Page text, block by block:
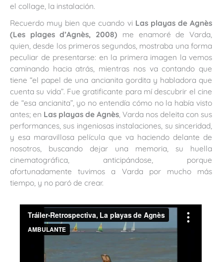
el collage, la instalación.
Recuerdo muy bien que cuando vi Las playas de Agnès
(Les plages d’Agnès, 2008) me enamoré de Varda,
quien, desde los primeros segundos, mostraba una forma
peculiar de presentarse: en la primera imagen la vemos
caminando hacia atrás, mientras nos va contando que
tiene “el papel de una ancianita gordita y habladora que
cuenta su vida”. Fue gratificante para mí descubrir el cine
de “esa ancianita”, yo no entendía cómo no la había visto
antes; en Las playas de Agnès , Varda nos deleita con sus
performances, sus ingeniosas instalaciones, su sinceridad,
y esa maravillosa película que va haciendo delante de
nosotros, buscando dejar una memoria, su huella
cinematográfica, anticipándose, porque
afortunadamente tuvimos a Varda por mucho más
tiempo, y no paró de crear.